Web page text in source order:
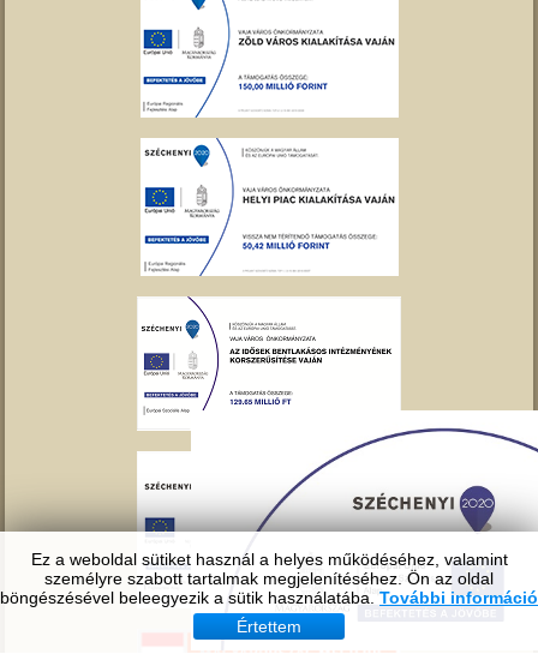
Ez a weboldal sütiket használ a helyes működéséhez, valamint
személyre szabott tartalmak megjelenítéséhez. Ön az oldal
böngészésével beleegyezik a sütik használatába. További információ
Értettem